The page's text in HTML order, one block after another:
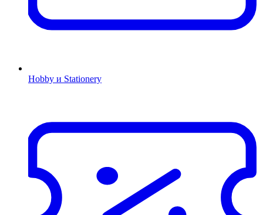
Hobby и Stationery